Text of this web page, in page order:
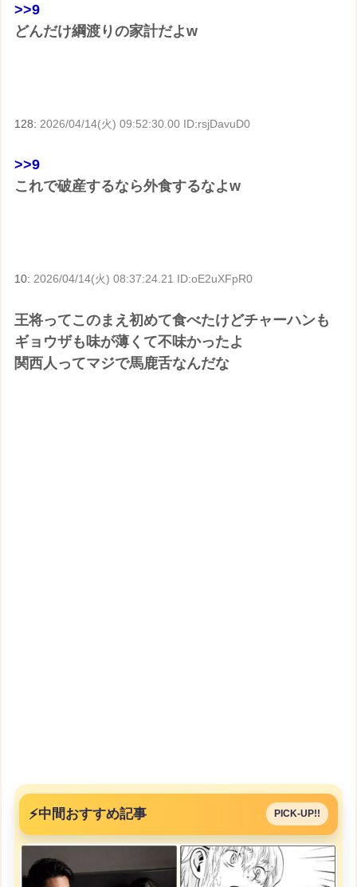
>>9
どんだけ綱渡りの家計だよw
128: 2026/04/14(火) 09:52:30.00 ID:rsjDavuD0
>>9
これで破産するなら外食するなよw
10:2026/04/14(火) 08:37:24.21 ID:oE2uXFpR0
王将ってこのまえ初めて食べたけどチャーハンも
ギョウザも味が薄くて不味かったよ
関西人ってマジで馬鹿舌なんだな
⚡中間おすすめ記事 PICK-UP!!